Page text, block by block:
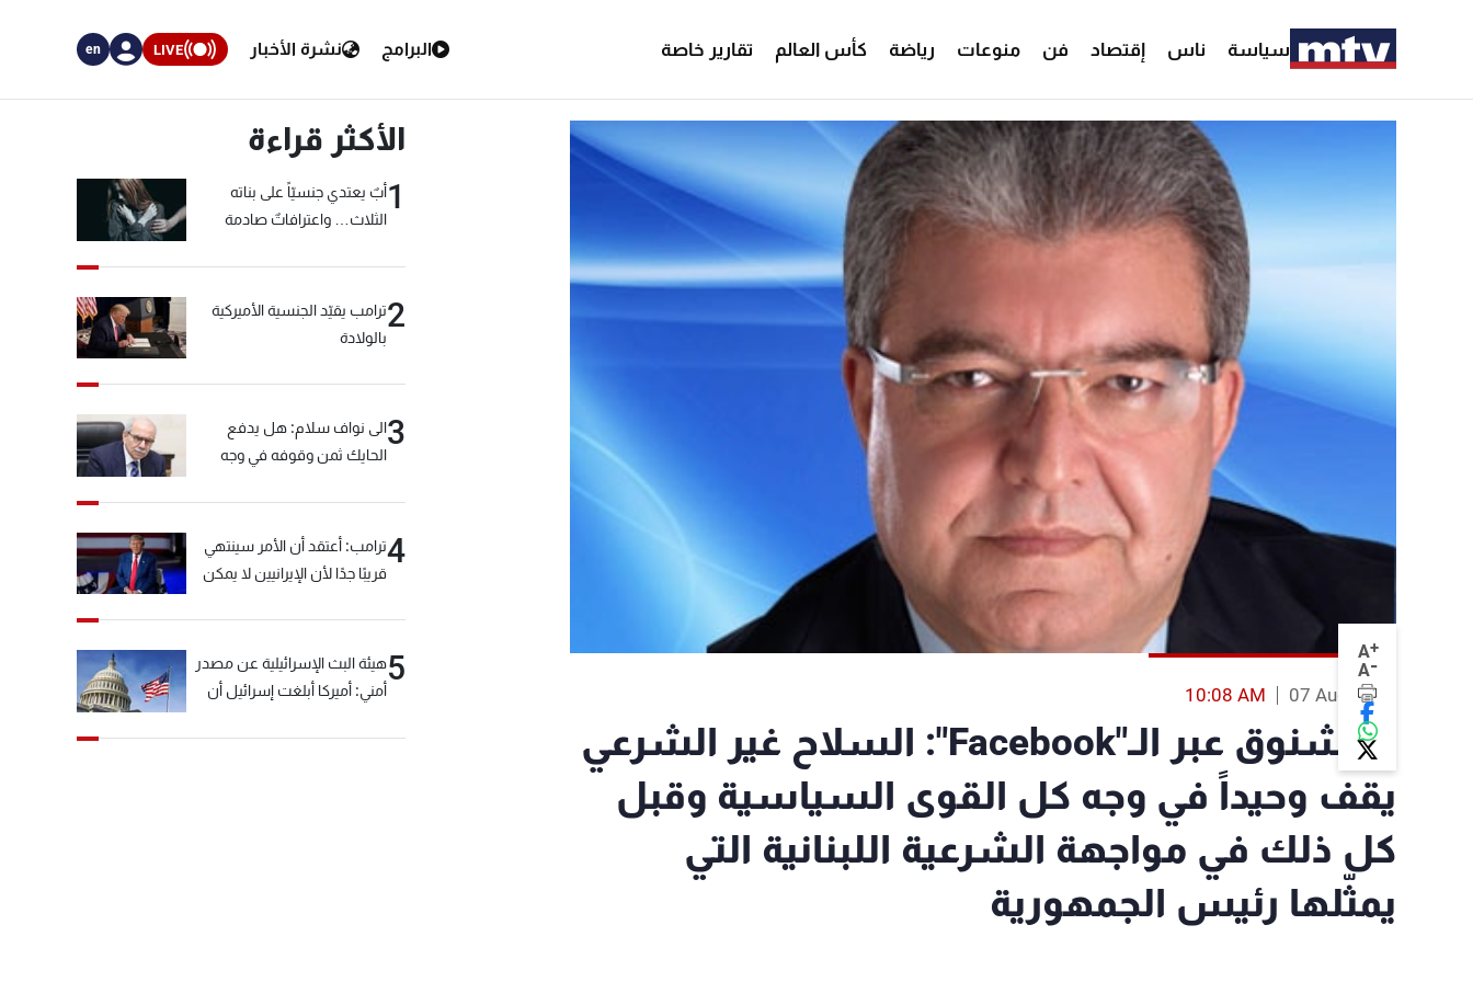
سياسة ناس إقتصاد فن منوعات رياضة كأس العالم تقارير خاصة البرامج نشرة الأخبار LIVE
en
A+
A-
07 Aug 2013
10:08 AM
المشنوق عبر الـ"Facebook": السلاح غير الشرعي
يقف وحيداً في وجه كل القوى السياسية وقبل
كل ذلك في مواجهة الشرعية اللبنانية التي
يمثّلها رئيس الجمهورية
الأكثر قراءة
1أبٌ يعتدي جنسيّاً على بناته
الثلاث… واعترافاتٌ صادمة
2ترامب يقيّد الجنسية الأميركية
بالولادة
3الى نواف سلام: هل يدفع
الحايك ثمن وقوفه في وجه
4ترامب: أعتقد أن الأمر سينتهي
قريبًا جدًا لأن الإيرانيين لا يمكن
5هيئة البث الإسرائيلية عن مصدر
أمني: أميركا أبلغت إسرائيل أن